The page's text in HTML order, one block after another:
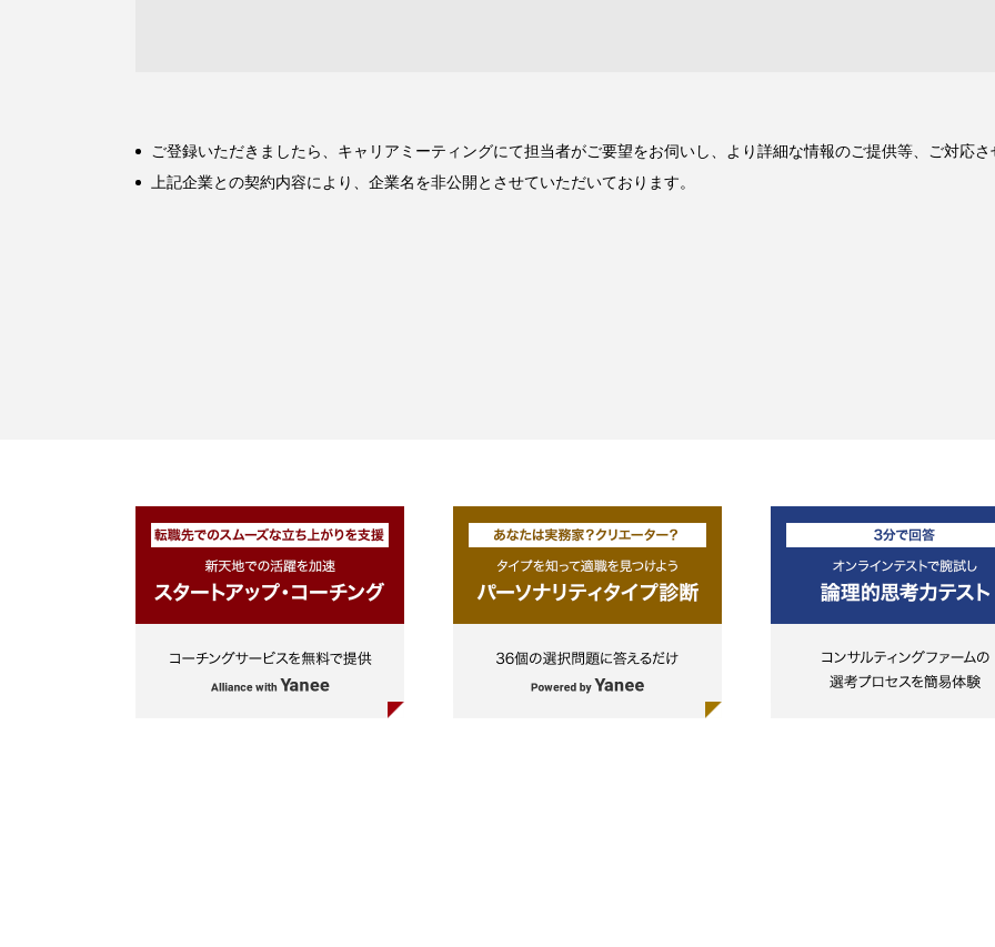
ご登録いただきましたら、キャリアミーティングにて担当者がご要望をお伺いし、より詳細な情報のご提供等、ご対応さ
上記企業との契約内容により、企業名を非公開とさせていただいております。